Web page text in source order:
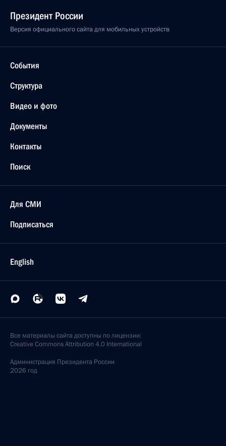
Президент России
Версия официального сайта для мобильных устройств
События
Структура
Видео и фото
Документы
Контакты
Поиск
Для СМИ
Подписаться
English
Все материалы сайта доступны по лицензии:
Creative Commons Attribution 4.0 International
Администрация Президента России
2026 год